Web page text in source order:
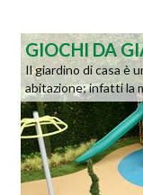
GIOCHI DA
Il giardino di casa è
abitazione; infatti la